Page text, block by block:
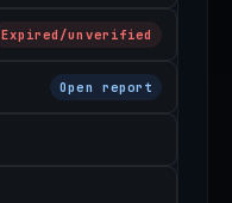
Expired/unverified
Open report